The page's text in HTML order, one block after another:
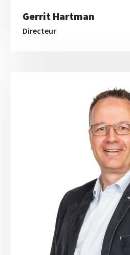
Gerrit Hartman
Directeur